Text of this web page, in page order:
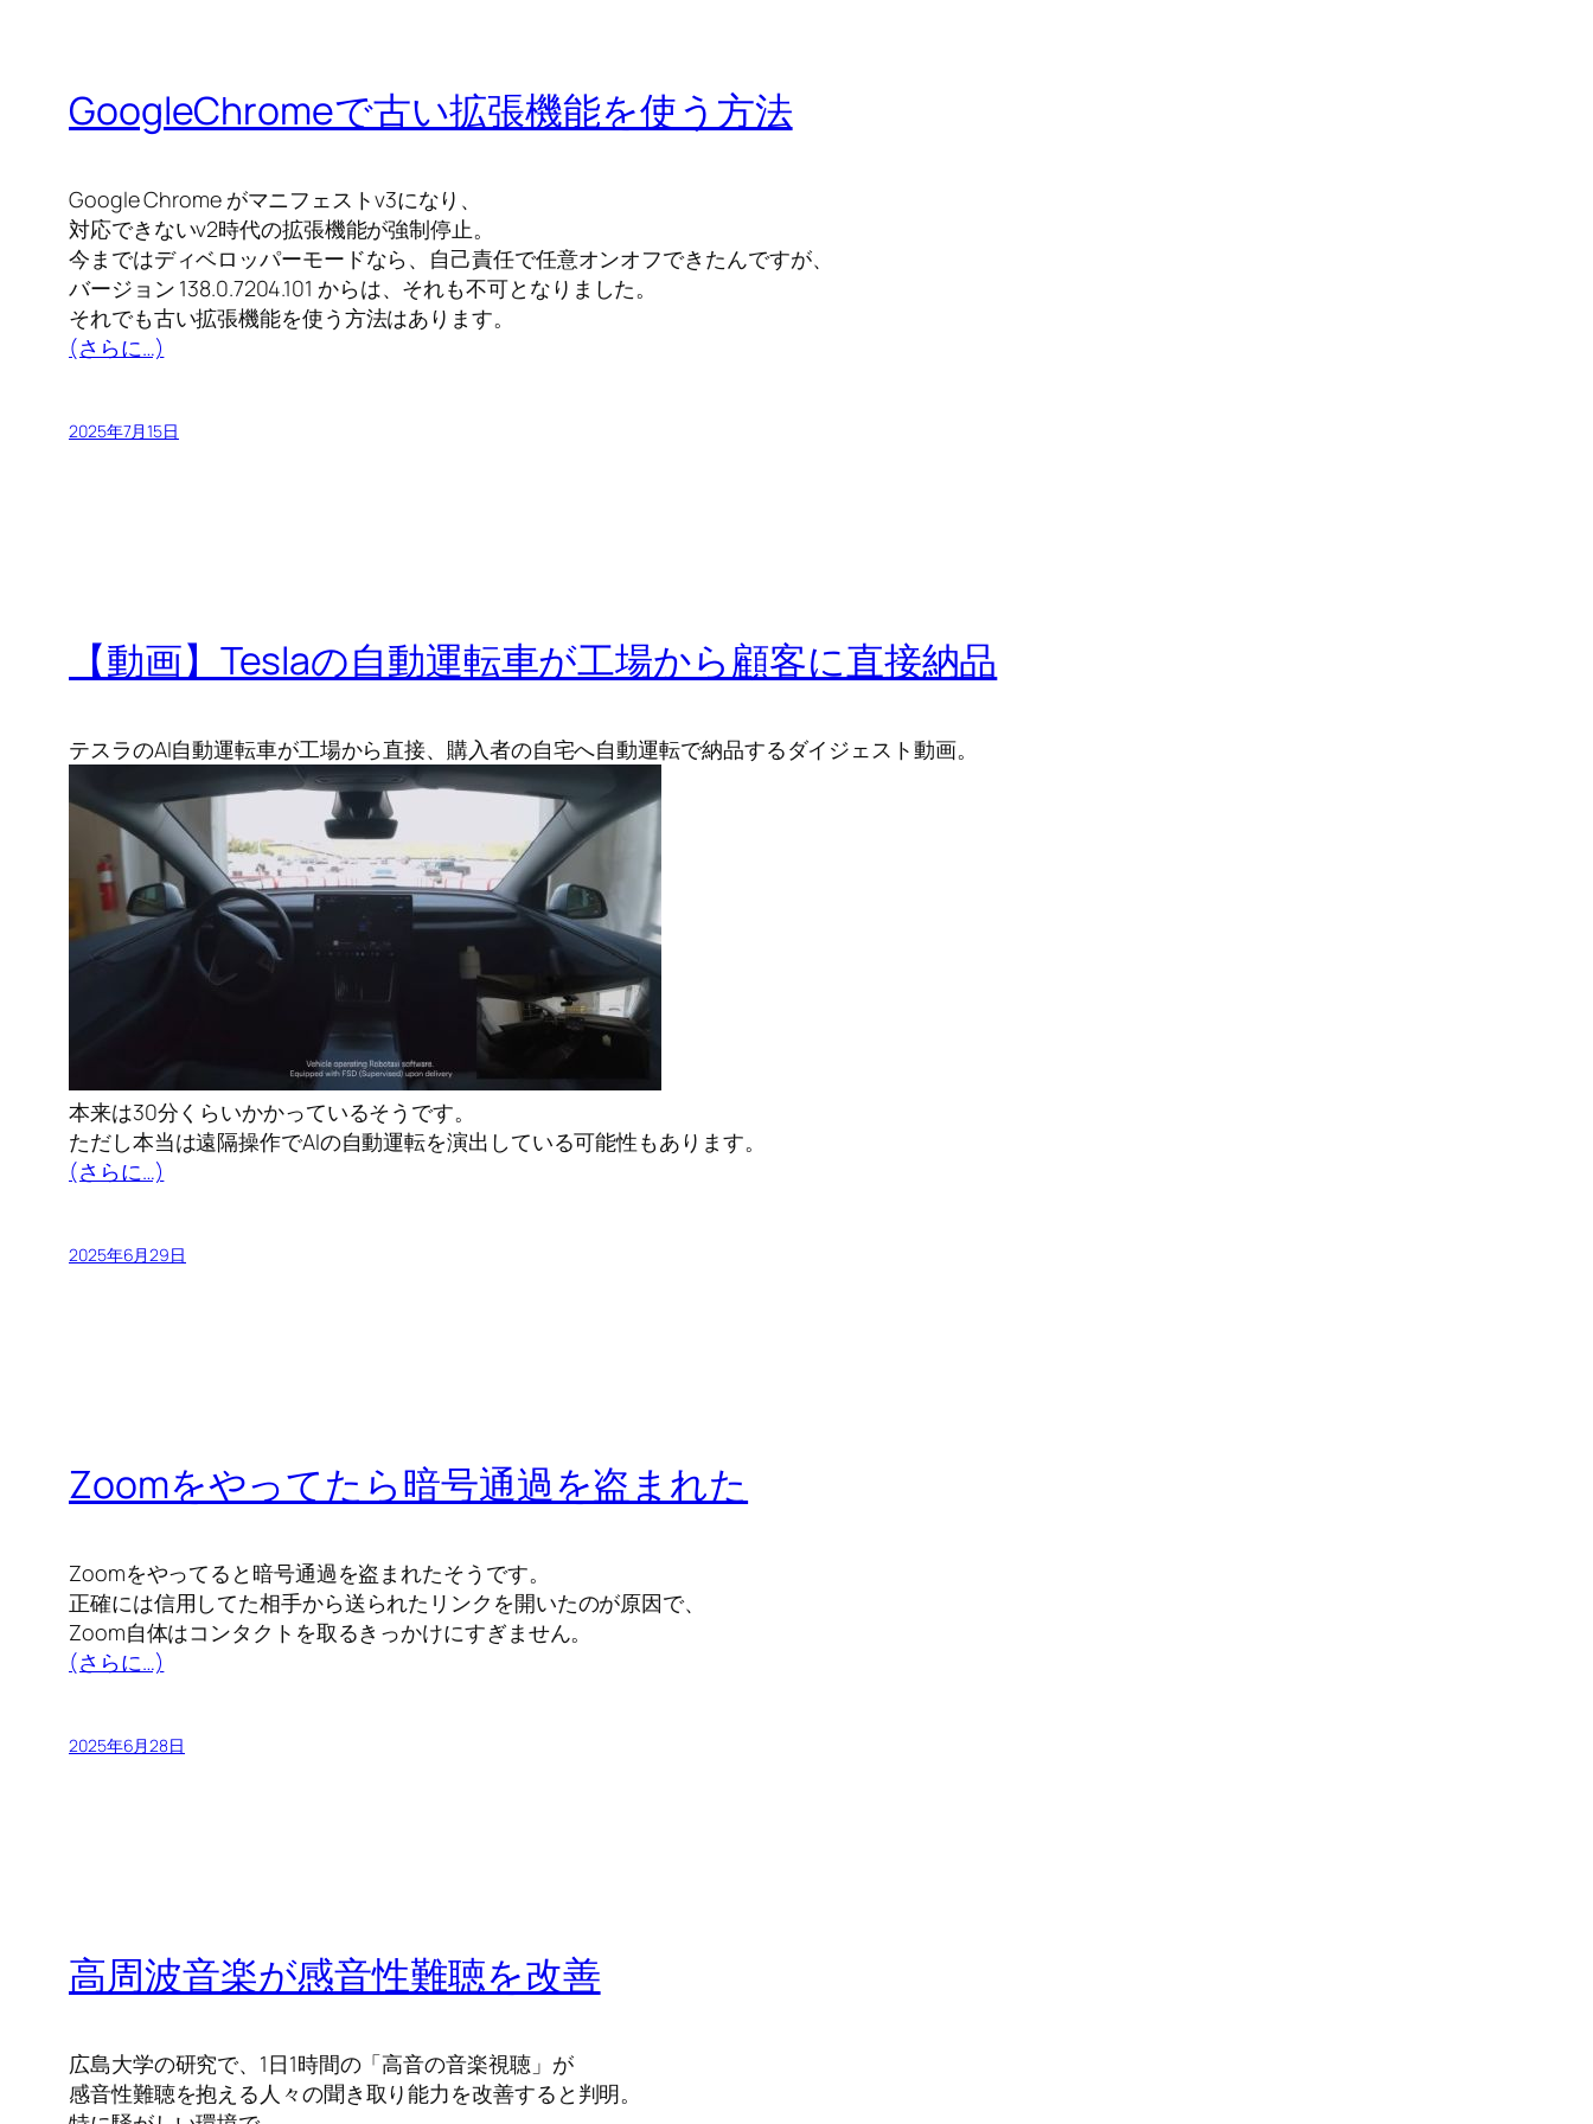
GoogleChromeで古い拡張機能を使う方法
Google Chrome がマニフェストv3になり、
対応できないv2時代の拡張機能が強制停止。
今まではディベロッパーモードなら、自己責任で任意オンオフできたんですが、
バージョン 138.0.7204.101 からは、それも不可となりました。
それでも古い拡張機能を使う方法はあります。
(さらに…)
2025年7月15日
【動画】Teslaの自動運転車が工場から顧客に直接納品
テスラのAI自動運転車が工場から直接、購入者の自宅へ自動運転で納品するダイジェスト動画。
本来は30分くらいかかっているそうです。
ただし本当は遠隔操作でAIの自動運転を演出している可能性もあります。
(さらに…)
2025年6月29日
Zoomをやってたら暗号通過を盗まれた
Zoomをやってると暗号通過を盗まれたそうです。
正確には信用してた相手から送られたリンクを開いたのが原因で、
Zoom自体はコンタクトを取るきっかけにすぎません。
(さらに…)
2025年6月28日
高周波音楽が感音性難聴を改善
広島大学の研究で、1日1時間の「高音の音楽視聴」が
感音性難聴を抱える人々の聞き取り能力を改善すると判明。